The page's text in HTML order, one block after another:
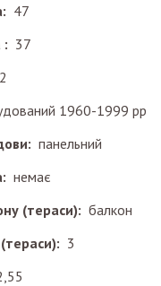
47
: 37
1960-1999 рр
панельний
немає
(тераси): балкон
3